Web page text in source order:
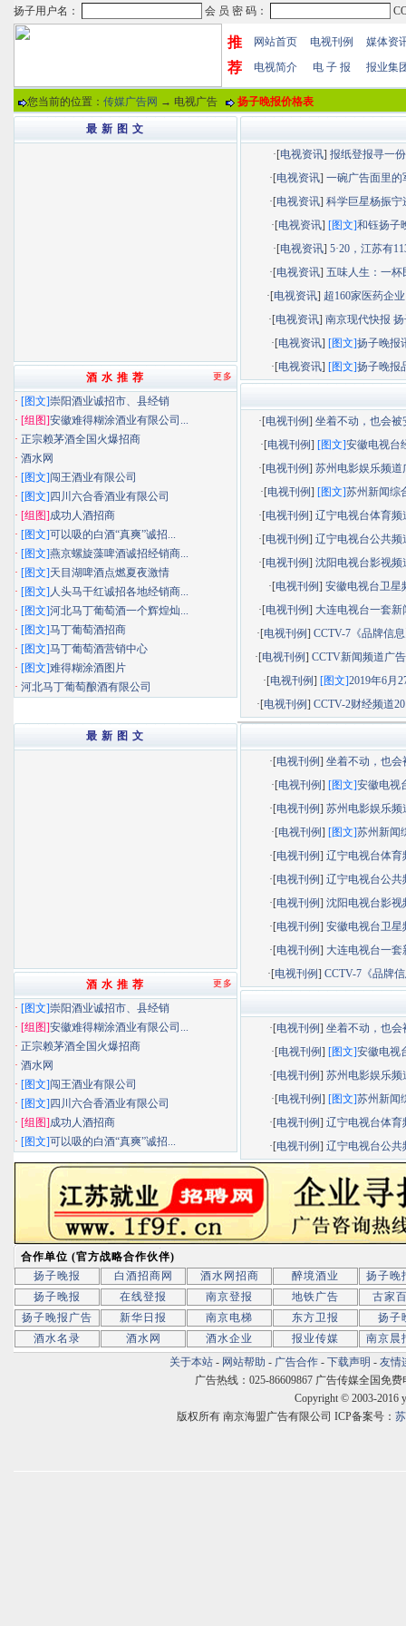
推
荐
网站首页 电视刊例
媒体资
电视简介
电 子 报 报业集
您当前的位置： 传媒广告网 → 电视广告 扬子晚报价格表
·[电视资讯] 报纸登报寻一份
·[电视资讯]一碗广告面里的
·[电视资讯]科学巨星杨振宁
·[电视资讯] [图文]和钰扬子
·[电视资讯]5·20，江苏有
·[电视资讯]五味人生：一杯
·[电视资讯] 超160家医药企
·[电视资讯] 南京现代快报 扬
·[电视资讯] [图文]扬子晚报
·[电视资讯] [图文]扬子晚报
·[电视刊例]坐着不动，也会被
·[电视刊例] [图文]安徽电视台
·[电视刊例]苏州电影娱乐频道
·[电视刊例] [图文]苏州新闻综
·[电视刊例]辽宁电视台体育频
·[电视刊例]辽宁电视台公共频
·[电视刊例]沈阳电视台影视频
·[电视刊例] 安徽电视台卫星
·[电视刊例] 大连电视台一套新
·[电视刊例] CCTV-7《品牌信
·[电视刊例]CCTV新闻频道广
·[电视刊例] [图文]2019年6月
·[电视刊例] CCTV-2财经频道
最 新 图 文
更多
酒 水 推 荐
· [图文]崇阳酒业诚招市、县经销
· [组图]安徽难得糊涂酒业有限公司...
· 正宗赖茅酒全国火爆招商
· 酒水网
· [图文]闯王酒业有限公司
· [图文] 四川六合香酒业有限公司
· [组图]成功人酒招商
· [图文]可以吸的白酒“真爽”诚招...
· [图文]燕京螺旋藻啤酒诚招经销商...
· [图文]天目湖啤酒点燃夏夜激情
· [图文] 人头马干红诚招各地经销商...
· [图文]河北马丁葡萄酒一个辉煌灿...
· [图文]马丁葡萄酒招商
· [图文]马丁葡萄酒营销中心
· [图文]难得糊涂酒图片
· 河北马丁葡萄酿酒有限公司
·[电视刊例]坐着不动，也会
·[电视刊例] [图文]安徽电视
·[电视刊例]苏州电影娱乐频
·[电视刊例] [图文]苏州新闻
·[电视刊例]辽宁电视台体育
·[电视刊例]辽宁电视台公共
·[电视刊例]沈阳电视台影视
·[电视刊例]安徽电视台卫星
·[电视刊例] 大连电视台一套
·[电视刊例] CCTV-7《品牌
·[电视刊例]坐着不动，也会
·[电视刊例] [图文]安徽电视
·[电视刊例]苏州电影娱乐频
·[电视刊例] [图文]苏州新闻
·[电视刊例]辽宁电视台体育
·[电视刊例]辽宁电视台公共
最 新 图 文
更多
酒 水 推 荐
· [图文]崇阳酒业诚招市、县经销
· [组图]安徽难得糊涂酒业有限公司...
· 正宗赖茅酒全国火爆招商
· 酒水网
· [图文]闯王酒业有限公司
· [图文] 四川六合香酒业有限公司
· [组图]成功人酒招商
· [图文]可以吸的白酒“真爽”诚招...
合作单位 (官方战略合作伙伴)
扬子晚报
白酒招商网 酒水网招商 醉境酒业
扬子晚
扬子晚报
在线登报 南京登报 地铁广告
古家
扬子晚报广告
新华日报 南京电梯 东方卫报
扬子
酒水名录
酒水网 酒水企业 报业传媒
南京晨
关于本站 - 网站帮助 - 广告合作 - 下载声明 - 友情
广告热线：025-86609867 广告传媒全国免费
Copyright © 2003-2016
版权所有 南京海盟广告有限公司 ICP备案号：